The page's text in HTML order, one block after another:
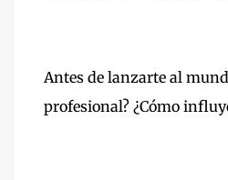
Antes de lanzarte al
profesional? ¿Cómo